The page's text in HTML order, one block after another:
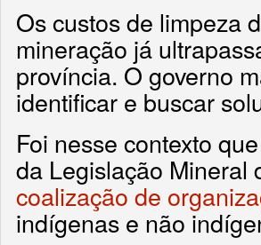
Os custos de limpeza
mineração já
província. O governo
identificar e buscar
Foi nesse contexto
da Legislação Mineral
coalização de
indígenas e não